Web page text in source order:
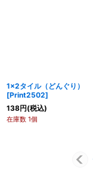
1x2タイル（どんぐり）
[Print2502]
138円(税込)
在庫数 1個